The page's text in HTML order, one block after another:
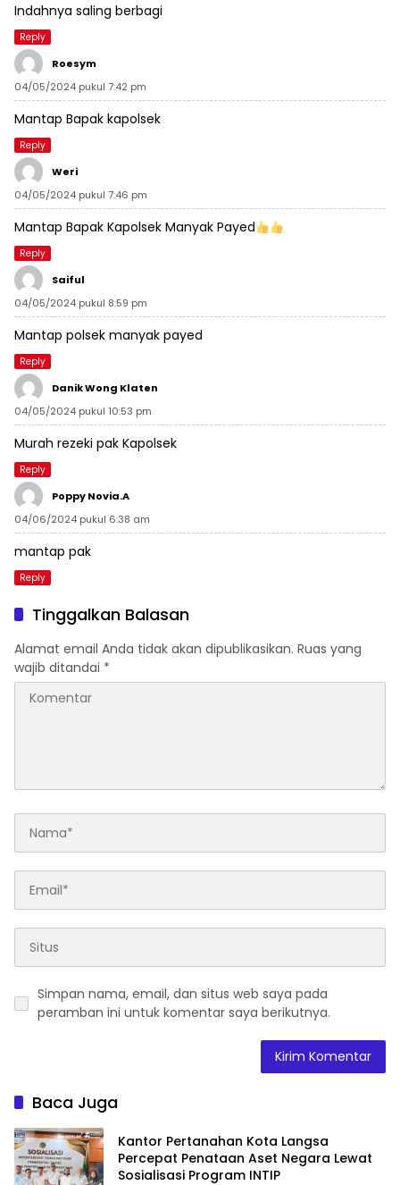
Indahnya saling berbagi
Reply
Roesym
04/05/2024 pukul 7:42 pm
Mantap Bapak kapolsek
Reply
Weri
04/05/2024 pukul 7:46 pm
Mantap Bapak Kapolsek Manyak Payed
Reply
Saiful
04/05/2024 pukul 8:59 pm
Mantap polsek manyak payed
Reply
Danik Wong Klaten
04/05/2024 pukul 10:53 pm
Murah rezeki pak Kapolsek
Reply
Poppy Novia.a
04/06/2024 pukul 6:38 am
mantap pak
Reply
Tinggalkan Balasan
Alamat email Anda tidak akan dipublikasikan. Ruas yang
wajib ditandai *
Simpan nama, email, dan situs web saya pada
peramban ini untuk komentar saya berikutnya.
Baca Juga
Kantor Pertanahan Kota Langsa
Percepat Penataan Aset Negara Lewat
Sosialisasi Program INTIP